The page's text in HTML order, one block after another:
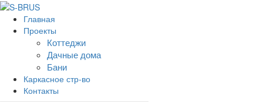
Перейти к контенту
Главная
Проекты
Коттеджи
Дачные дома
Бани
Каркасное стр-во
Контакты
Главная
С эркером
13х10